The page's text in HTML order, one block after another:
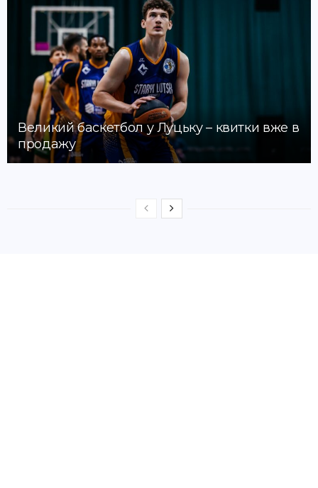
Великий баскетбол у Луцьку – квитки вже в
продажу